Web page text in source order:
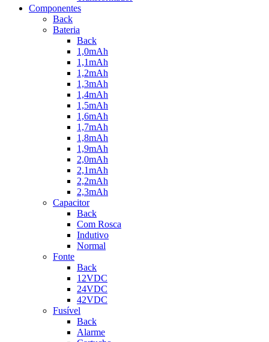
Componentes
Back
Bateria
Back
1,0mAh
1,1mAh
1,2mAh
1,3mAh
1,4mAh
1,5mAh
1,6mAh
1,7mAh
1,8mAh
1,9mAh
2,0mAh
2,1mAh
2,2mAh
2,3mAh
Capacitor
Back
Com Rosca
Indutivo
Normal
Fonte
Back
12VDC
24VDC
42VDC
Fusível
Back
Alarme